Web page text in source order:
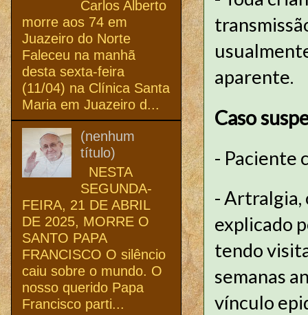
aparente.
Caso
- Paciente
- Artralgia,
explicado
tendo
semanas
vínculo
Carlos Alberto
morre aos 74 em
Juazeiro do Norte
Faleceu na manhã
desta sexta-feira
(11/04) na Clínica Santa
Maria em Juazeiro d...
(nenhum
título)
NESTA
SEGUNDA-
FEIRA, 21 DE ABRIL
DE 2025, MORRE O
SANTO PAPA
FRANCISCO O silêncio
caiu sobre o mundo. O
nosso querido Papa
Francisco parti...